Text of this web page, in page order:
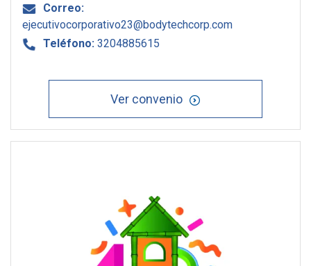
Correo:
ejecutivocorporativo23@bodytechcorp.com
Teléfono: 3204885615
Ver convenio